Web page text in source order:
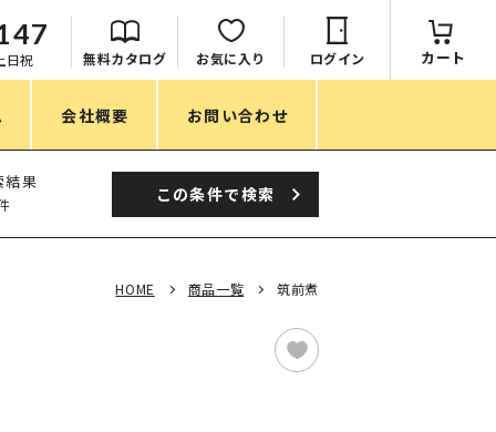
日祝 無料カタログ お気に入り ログイン カート
会社概要 お問い合わせ
結果
この条件で検索
HOME 商品一覧 筑前煮